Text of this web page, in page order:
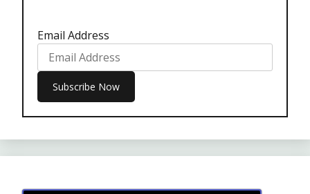
Email Address